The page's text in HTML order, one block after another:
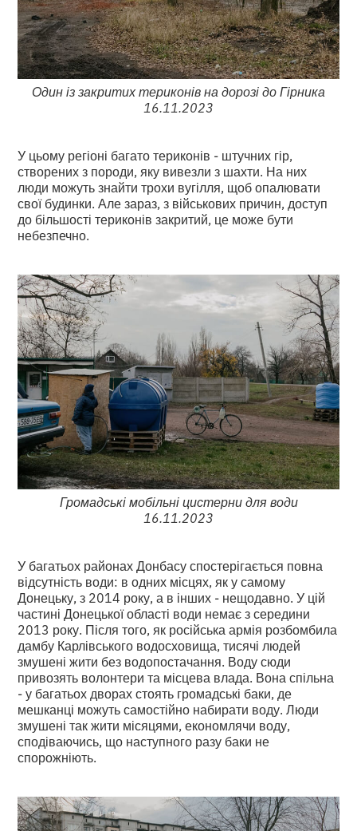
Один із закритих териконів на дорозі до Гірника
16.11.2023
У цьому регіоні багато териконів - штучних гір,
створених з породи, яку вивезли з шахти. На них
люди можуть знайти трохи вугілля, щоб опалювати
свої будинки. Але зараз, з військових причин, доступ
до більшості териконів закритий, це може бути
небезпечно.
Громадські мобільні цистерни для води
16.11.2023
У багатьох районах Донбасу спостерігається повна
відсутність води: в одних місцях, як у самому
Донецьку, з 2014 року, а в інших - нещодавно. У цій
частині Донецької області води немає з середини
2013 року. Після того, як російська армія розбомбила
дамбу Карлівського водосховища, тисячі людей
змушені жити без водопостачання. Воду сюди
привозять волонтери та місцева влада. Вона спільна
- у багатьох дворах стоять громадські баки, де
мешканці можуть самостійно набирати воду. Люди
змушені так жити місяцями, економлячи воду,
сподіваючись, що наступного разу баки не
спорожніють.